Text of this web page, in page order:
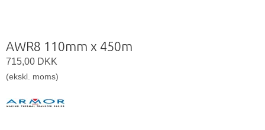
AWR8 110mm x 450m
715,00 DKK
(ekskl. moms)